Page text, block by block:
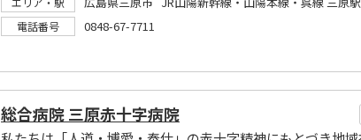
電話番号 0848-67-7711
総合病院 三原赤十字病院